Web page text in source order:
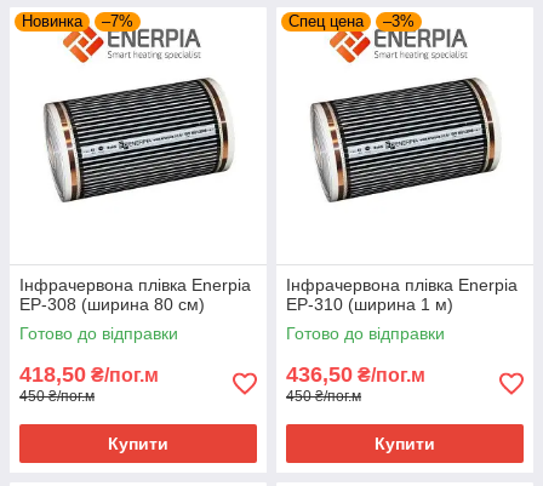
Новинка –7%
Інфрачервона плівка Enerpia
EP-308 (ширина 80 см)
Готово до відправки
418,50 ₴/пог.м
450 ₴/пог.м
Купити
Спец цена –3%
Інфрачервона плівка Enerpia
EP-310 (ширина 1 м)
Готово до відправки
436,50 ₴/пог.м
450 ₴/пог.м
Купити